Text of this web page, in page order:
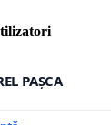
PAȘCA